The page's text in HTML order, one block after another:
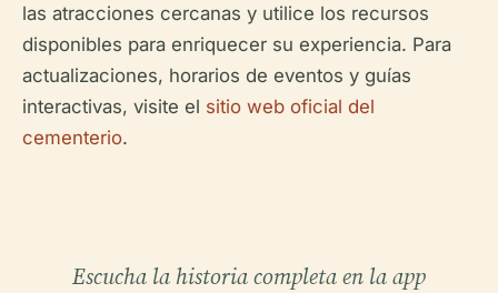
las atracciones cercanas y utilice los recursos
disponibles para enriquecer su experiencia. Para
actualizaciones, horarios de eventos y guías
interactivas, visite el sitio web oficial del
cementerio.
Escucha la historia completa en la app